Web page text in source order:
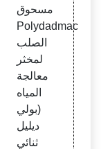
مسحوق
Polydadmac
الصلب
لمخثر
معالجة
المياه
(بولي
ديليل
ثنائي